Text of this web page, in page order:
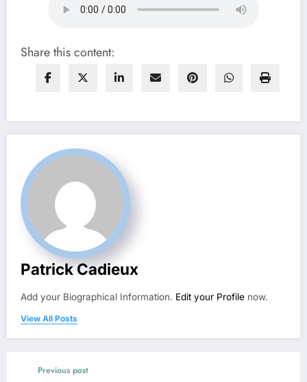
Share this content:
Patrick Cadieux
Add your Biographical Information. Edit your Profile now.
View All Posts
Previous post